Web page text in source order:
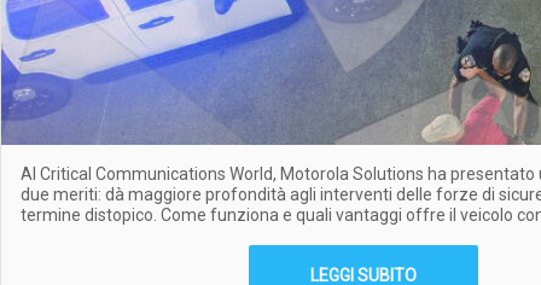
Al Critical Communications World, Motorola Solutions ha presentato
due meriti: dà maggiore profondità agli interventi delle forze di
termine distopico. Come funziona e quali vantaggi offre il veicolo
LEGGI SUBITO